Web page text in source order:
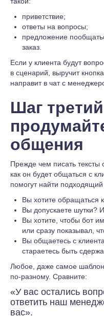
приветствие;
ответы на вопросы;
предложение
заказ.
Если у клиента будут
в сценарий, выручит
направит в чат с
Шаг
общения
Прежде чем писать тексты
как он будет общаться с
помогут найти подходящий
Вы хотите обращаться
Вы допускаете шутки?
Вы хотите, чтобы бот
или сразу показывал,
Вы общаетесь с
стараетесь быть
Любое, даже самое
по-разному. Сравните:
«У вас остались
ответить наш
вас».